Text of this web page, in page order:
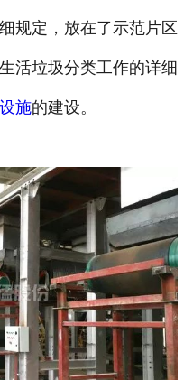
规定，放在了示范片区
活垃圾分类工作的详细
施的建设。